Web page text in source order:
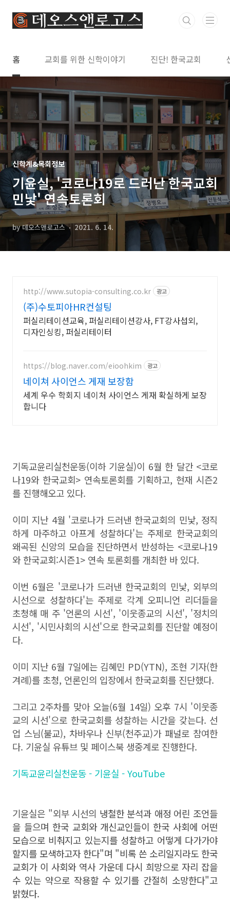
홈 교회를 위한 신학이야기 진단! 한국교회
신학계&목회정보
기윤실, '코로나19로 드러난 한국교회
민낯' 연속토론회
by 데오스앤로고스 2021. 6. 14.
http://www.sutopia-consulting.co.kr 광고
(주)수토피아HR컨설팅
퍼실리테이션교육, 퍼실리테이션강사, FT강사섭외,
디자인싱킹, 퍼실리테이터
https://blog.naver.com/eioohkim 광고
네이쳐 사이언스 게재 보장함
세계 우수 학회지 네이처 사이언스 게재 확실하게 보장
합니다
기독교윤리실천운동(이하 기윤실)이 6월 한 달간 <코로
나19와 한국교회> 연속토론회를 기획하고, 현재 시즌2
를 진행해오고 있다.
이미 지난 4월 '코로나가 드러낸 한국교회의 민낯, 정직
하게 마주하고 아프게 성찰하다'는 주제로 한국교회의
왜곡된 신앙의 모습을 진단하면서 반성하는 <코로나19
와 한국교회:시즌1> 연속 토론회를 개최한 바 있다.
이번 6월은 '코로나가 드러낸 한국교회의 민낯, 외부의
시선으로 성찰하다'는 주제로 각계 오피니언 리더들을
초청해 매 주 '언론의 시선', '이웃종교의 시선', '정치의
시선', '시민사회의 시선'으로 한국교회를 진단할 예정이
다.
이미 지난 6월 7일에는 김혜민 PD(YTN), 조현 기자(한
겨례)를 초청, 언론인의 입장에서 한국교회를 진단했다.
그리고 2주차를 맞아 오늘(6월 14일) 오후 7시 '이웃종
교의 시선'으로 한국교회를 성찰하는 시간을 갖는다. 선
업 스님(불교), 차바우나 신부(천주교)가 패널로 참여한
다. 기윤실 유튜브 및 페이스북 생중계로 진행한다.
기독교윤리실천운동 - 기윤실 - YouTube
기윤실은 "외부 시선의 냉철한 분석과 애정 어린 조언들
을 들으며 한국 교회와 개신교인들이 한국 사회에 어떤
모습으로 비춰지고 있는지를 성찰하고 어떻게 다가가야
할지를 모색하고자 한다"며 "비록 쓴 소리일지라도 한국
교회가 이 사회와 역사 가운데 다시 희망으로 자리 잡을
수 있는 약으로 작용할 수 있기를 간절히 소망한다"고
밝혔다.